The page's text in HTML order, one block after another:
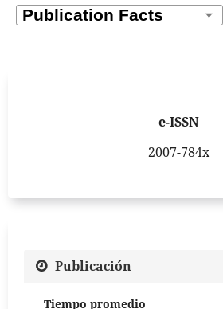
e-ISSN
2007-784x
Publicación
Tiempo promedio